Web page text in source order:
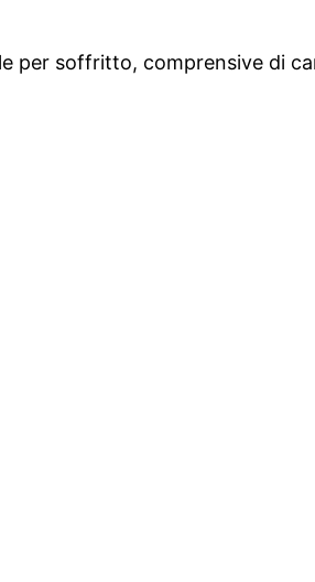
per soffritto, comprensive di